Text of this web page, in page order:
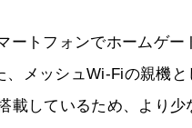
ートフォンでホームゲ
、メッシュWi-Fiの親機
載しているため、より